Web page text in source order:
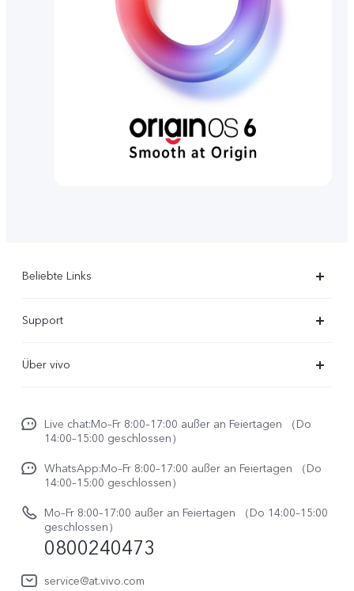
Beliebte Links
X300
V70 FE
vivo Buds Air3
Support
Funtouch OS
IMEI-Authentifizierung
System Verbesserung
Reparaturerfassung
Benutzerhandbuch
Log aktualisieren
Über vivo
Impressum
Rechtliche Hinweise
vivo Datenschutzcenter
Live chat:Mo–Fr 8:00–17:00 außer an Feiertagen （Do
14:00–15:00 geschlossen）
WhatsApp:Mo–Fr 8:00–17:00 außer an Feiertagen （Do
14:00–15:00 geschlossen）
Mo–Fr 8:00–17:00 außer an Feiertagen （Do 14:00–15:00
geschlossen）
0800240473
service@at.vivo.com